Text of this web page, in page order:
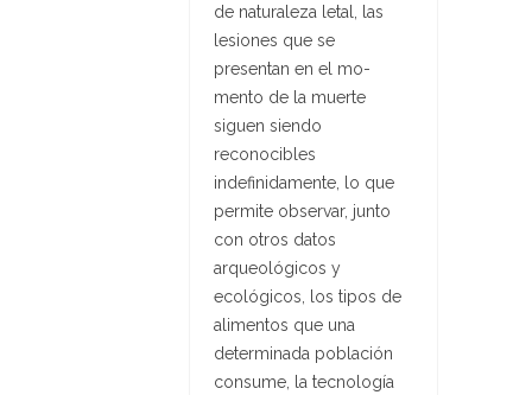
de naturaleza letal, las
lesiones que se
presentan en el mo-
mento de la muerte
siguen siendo
reconocibles
indefinidamente, lo que
permite observar, junto
con otros datos
arqueológicos y
ecológicos, los tipos de
alimentos que una
determinada población
consume, la tecnología